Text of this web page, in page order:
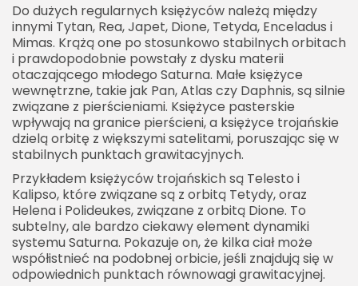
Do dużych regularnych księżyców należą między
innymi Tytan, Rea, Japet, Dione, Tetyda, Enceladus i
Mimas. Krążą one po stosunkowo stabilnych orbitach
i prawdopodobnie powstały z dysku materii
otaczającego młodego Saturna. Małe księżyce
wewnętrzne, takie jak Pan, Atlas czy Daphnis, są silnie
związane z pierścieniami. Księżyce pasterskie
wpływają na granice pierścieni, a księżyce trojańskie
dzielą orbitę z większymi satelitami, poruszając się w
stabilnych punktach grawitacyjnych.
Przykładem księżyców trojańskich są Telesto i
Kalipso, które związane są z orbitą Tetydy, oraz
Helena i Polideukes, związane z orbitą Dione. To
subtelny, ale bardzo ciekawy element dynamiki
systemu Saturna. Pokazuje on, że kilka ciał może
współistnieć na podobnej orbicie, jeśli znajdują się w
odpowiednich punktach równowagi grawitacyjnej.